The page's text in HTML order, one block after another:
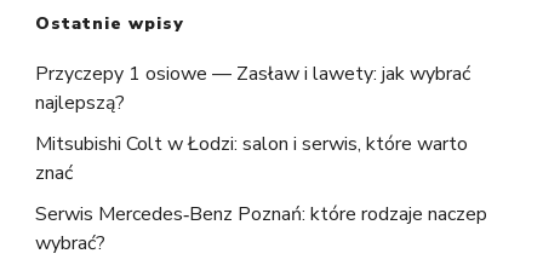
Ostatnie wpisy
Przyczepy 1 osiowe — Zasław i lawety: jak wybrać
najlepszą?
Mitsubishi Colt w Łodzi: salon i serwis, które warto
znać
Serwis Mercedes‑Benz Poznań: które rodzaje naczep
wybrać?